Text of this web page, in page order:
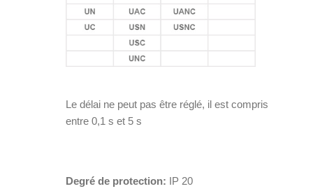
Le délai ne peut pas être réglé, il est compris
entre 0,1 s et 5 s
Degré de protection: IP 20